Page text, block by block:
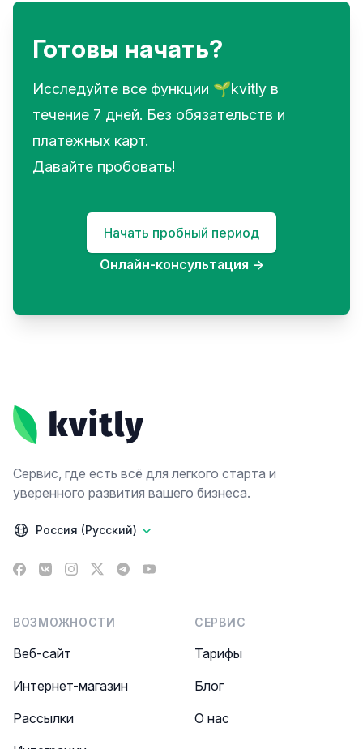
Готовы начать?
Исследуйте все функции 🌱kvitly в
течение 7 дней. Без обязательств и
платежных карт.
Давайте пробовать!
Начать пробный период
Онлайн-консультация →
Сервис, где есть всё для легкого старта и
уверенного развития вашего бизнеса.
Россия (Русский)
Facebook
VK Instagram
X TelegramYouTube
ВОЗМОЖНОСТИ
Веб-сайт
Интернет-магазин
Рассылки
СЕРВИС
Тарифы
Блог
О нас